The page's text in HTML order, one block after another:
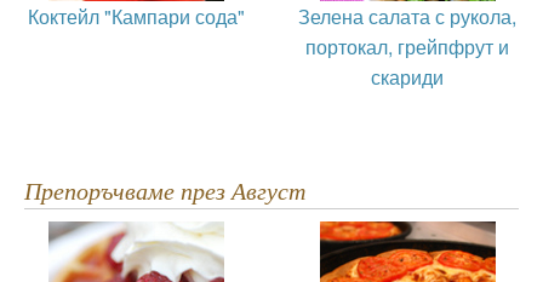
Коктейл "Кампари сода"
Зелена салата с рукола,
портокал, грейпфрут и
скариди
Препоръчваме през Август